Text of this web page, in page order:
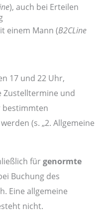
), auch bei Erteilen
einem Mann (B2CLine
17 und 22 Uhr,
Zustelltermine und
bestimmten
(s. „2. Allgemeine
fürgenormte
Buchung des
Eine allgemeine
nicht.